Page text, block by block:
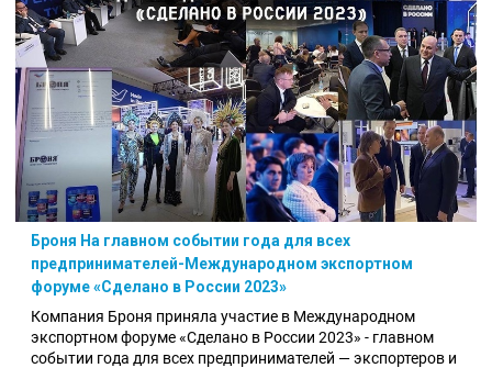
Броня На главном событии года для всех
предпринимателей-Международном экспортном
форуме «Сделано в России 2023»
Компания Броня приняла участие в Международном
экспортном форуме «Сделано в России 2023» - главном
событии года для всех предпринимателей — экспортеров и